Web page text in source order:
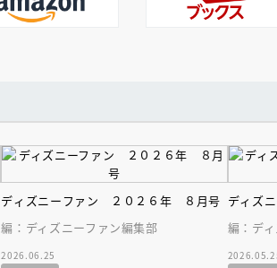
ディズニーファン ２０２６年 ８月号
編：ディズニーファン編集部
2026.06.25
ディズ
編：デ